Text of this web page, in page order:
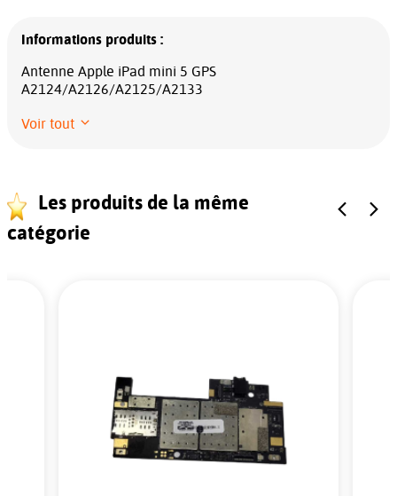
Informations produits :
Antenne Apple iPad mini 5 GPS
A2124/A2126/A2125/A2133
Voir tout
Les produits de la même
catégorie